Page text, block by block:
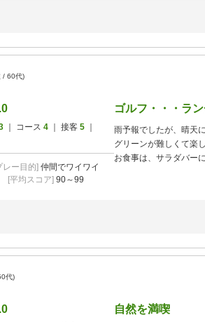
/ 60代)
｜ コース 4 ｜ 接客 5
ー目的] 仲間でワイワイ
[平均スコア] 90～99
ゴルフ・・・ラン
雨予報でしたが、晴天
グリーンが難しくて楽
お食事は、サラダバー
代)
自然を満喫